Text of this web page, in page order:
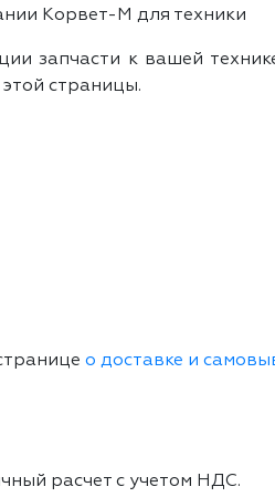
Корвет-М для техники
запчасти к вашей
страницы.
о доставке и
расчет с учетом НДС.